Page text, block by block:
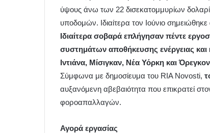
ύψους άνω των 22 δισεκατομμυρίων
υποδομών. Ιδιαίτερα τον Ιούνιο
Ιδιαίτερα σοβαρά επλήγησαν πέντε
συστημάτων αποθήκευσης ενέργειας
Ιντιάνα, Μίσιγκαν, Νέα Υόρκη και
Σύμφωνα με δημοσίευμα του RIA Novosti,
αυξανόμενη αβεβαιότητα που επικρατεί
φοροαπαλλαγών.
Αγορά εργασίας